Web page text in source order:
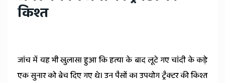
किश्त
जांच में यह भी खुलासा हुआ कि हत्या के बाद लूटे गए चांदी के कड़े
एक सुनार को बेच दिए गए थे। उन पैसों का उपयोग ट्रैक्टर की किश्त